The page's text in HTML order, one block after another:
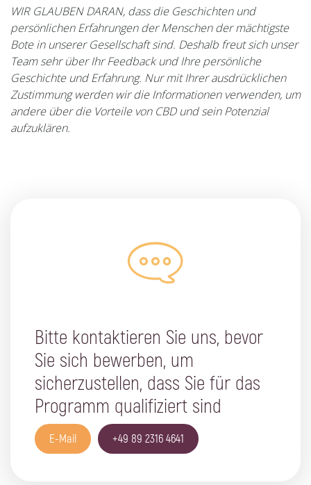
WIR GLAUBEN DARAN, dass die Geschichten und
persönlichen Erfahrungen der Menschen der mächtigste
Bote in unserer Gesellschaft sind. Deshalb freut sich unser
Team sehr über Ihr Feedback und Ihre persönliche
Geschichte und Erfahrung. Nur mit Ihrer ausdrücklichen
Zustimmung werden wir die Informationen verwenden, um
andere über die Vorteile von CBD und sein Potenzial
aufzuklären.
Bitte kontaktieren Sie uns, bevor
Sie sich bewerben, um
sicherzustellen, dass Sie für das
Programm qualifiziert sind
E-Mail +49 89 2316 4641